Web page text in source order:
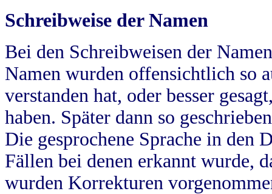
Schreibweise der Namen
Bei den Schreibweisen der
Namen wurden offensichtlich so
verstanden hat, oder besser
haben. Später dann so
Die gesprochene Sprache in
Fällen bei denen erkannt wurde,
wurden Korrekturen